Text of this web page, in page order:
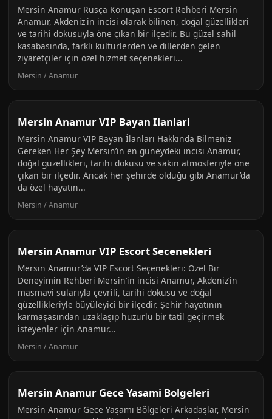
Mersin Anamur Rusça Konuşan Escort Rehberi Mersin
Anamur, Akdeniz'in incisi olarak bilinen, doğal güzellikleri
ve tarihi dokusuyla öne çıkan bir ilçedir. Bu güzel sahil
kasabasında, farklı kültürlerden ve dillerden gelen
ziyaretçiler için özel hizmet seçenekleri...
Mersin / Anamur
Mersin Anamur VIP Bayan Ilanlari
Mersin Anamur VIP Bayan İlanları Hakkında Bilmeniz
Gereken Her Şey Mersin’in en güneydeki incisi Anamur,
doğal güzellikleri, tarihi dokusu ve sakin atmosferiyle öne
çıkan bir ilçedir. Ancak her şehirde olduğu gibi Anamur’da
da özel hayatın...
Mersin / Anamur
Mersin Anamur VIP Escort Secenekleri
Mersin Anamur’da VIP Escort Seçenekleri: Özel Bir
Deneyimin Rehberi Mersin’in incisi Anamur, Akdeniz’in
masmavi sularıyla çevrili, tarihi dokusu ve doğal
güzellikleriyle büyüleyici bir ilçedir. Şehir hayatının
karmaşasından uzaklaşıp huzurlu bir tatil geçirmek
isteyenler için Anamur...
Mersin / Anamur
Mersin Anamur Gece Yasami Bolgeleri
Mersin Anamur Gece Yaşamı Bölgeleri Arkadaşlar, Mersin